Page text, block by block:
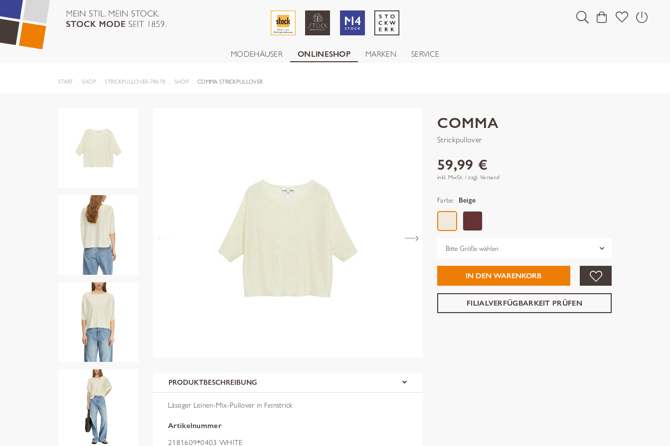
MODEHÄUSER ONLINESHOP MARKEN SERVICE
START SHOP STRICKPULLOVER-78678 SHOP COMMA STRICKPULLOVER
PRODUKTBESCHREIBUNG
Lässiger Leinen-Mix-Pullover in Feinstrick
Artikelnummer
2181609*0403 WHITE
COMMA
Strickpullover
59,99 €
inkl. MwSt. / zzgl. Versand
Farbe: Beige
Grösse
IN DEN WARENKORB
FILIALVERFÜGBARKEIT PRÜFEN